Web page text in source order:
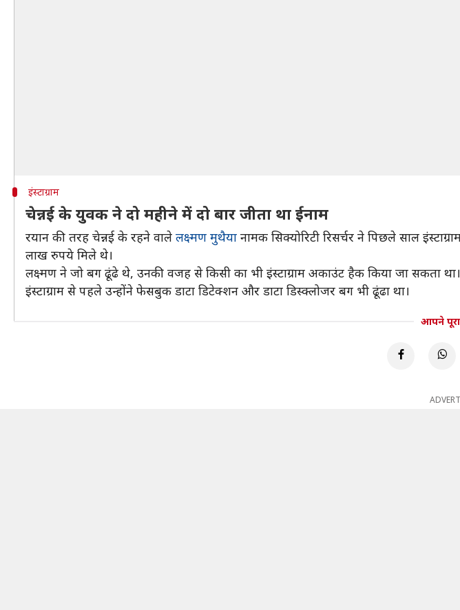
इंस्टाग्राम
चेन्नई के युवक ने दो महीने में दो बार जीता था ईनाम
रयान की तरह चेन्नई के रहने वाले लक्ष्मण मुथैया नामक सिक्योरिटी रिसर्चर ने पिछले साल
लाख रुपये मिले थे।
लक्ष्मण ने जो बग ढूंढे थे, उनकी वजह से किसी का भी इंस्टाग्राम अकाउंट हैक किया जा सकता था।
इंस्टाग्राम से पहले उन्होंने फेसबुक डाटा डिटेक्शन और डाटा डिस्क्लोजर बग भी ढूंढा था।
आपने